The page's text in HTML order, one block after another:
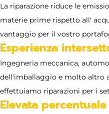
La riparazione riduce le
materie prime rispetto all'
vantaggio per il vostro
Esperienza
Ingegneria meccanica,
dell'imballaggio e molto altro
effettuiamo riparazioni per i
Elevata